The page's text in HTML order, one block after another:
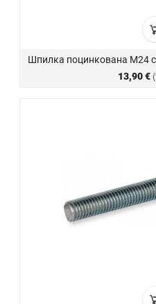
Шпилка поцинкована М24
13,90 €